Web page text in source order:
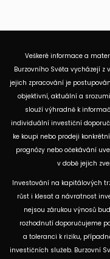
Veškeré informace a
Burzovního Světa vycházejí z
jejich zpracování je
objektivní, aktuální a
slouží výhradně k
individuální investiční
ke koupi nebo prodeji
prognózy nebo očekávání
v době jejich
Investování na kapitálových
růst i klesat a návratnost
nejsou zárukou výnosů
rozhodnutí doporučujeme
a toleranci k riziku,
investičních služeb. Burzovní